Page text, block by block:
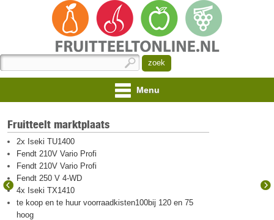
Menu
Fruitteelt marktplaats
2x Iseki TU1400
Fendt 210V Vario Profi
Fendt 210V Vario Profi
Fendt 250 V 4-WD
4x Iseki TX1410
te koop en te huur voorraadkisten100bij 120 en 75
hoog